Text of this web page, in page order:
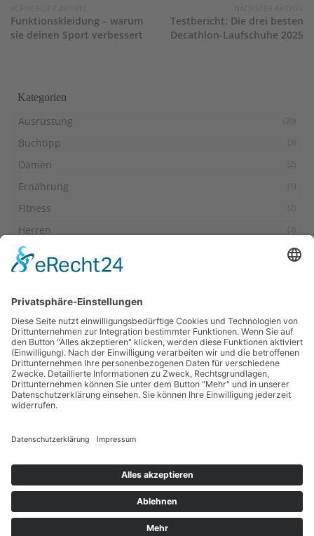
Funktionskleidung – warum
sie deinen Sport verbessert
Testbericht: Die drei besten
Decathlon-Laufschuhe 2025
Kategorien
Ausrüstung (20)
Buchtipp (3)
Damen (2)
Ernährung
Fitness (2)
Herren (3)
Kinder (1)
Laufen
Laufschuhe
News
Radsport (1)
Smart Fitness
Testberichte (2)
Trailrunning
Updates
© 2018 - 2025 | Sportlermode | Dein Sport - deine Mode |